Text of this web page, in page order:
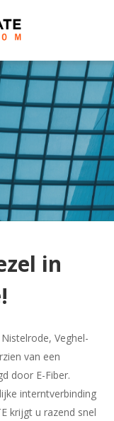
in
Veghel-
van een
door E-Fiber.
interntverbinding
krijgt u razend snel